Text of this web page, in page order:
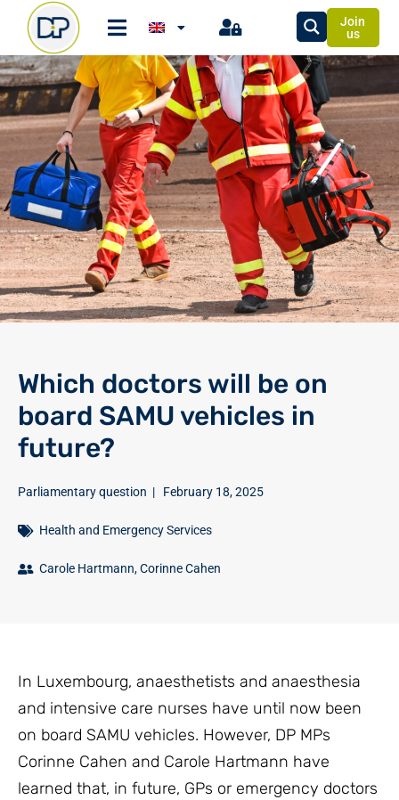
Join
us
Which doctors will be on
board SAMU vehicles in
future?
Parliamentary question | February 18, 2025
Health and Emergency Services
Carole Hartmann,Corinne Cahen
In Luxembourg, anaesthetists and anaesthesia
and intensive care nurses have until now been
on board SAMU vehicles. However, DP MPs
Corinne Cahen and Carole Hartmann have
learned that, in future, GPs or emergency doctors